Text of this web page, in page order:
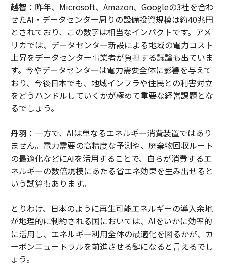
越智 ：昨年、Microsoft、Amazon、Googleの3社を合わ
せたAI・データセンター周りの設備投資規模は約40兆円
とされており、この数字は相当なインパクトです。アメ
リカでは、データセンター新設による地域の電力コスト
上昇をデータセンター事業者が負担する議論も出ていま
す。今やデータセンターは電力需要全体に影響を与えて
おり、今後日本でも、地域インフラや住民との利害対立
をどうハンドルしていくかが極めて重要な経営課題とな
るでしょう。
丹羽 ：一方で、AIは単なるエネルギー消費装置ではあり
ません。電力需要の高精度な予測や、廃棄物回収ルート
の最適化などにAIを活用することで、自らが消費するエ
ネルギーの数倍規模にあたる省エネ効果を生み出せると
いう試算もあります。
とりわけ、日本のように再生可能エネルギーの導入余地
が地理的に制約される国においては、AIをいかに効率的
に活用し、エネルギー利用全体の最適化を図るかが、カ
ーボンニュートラルを前進させる鍵になると言えるでし
ょう。